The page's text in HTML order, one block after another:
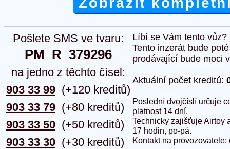
Pošlete SMS ve tvaru:
PM  R  379296
na jedno z těchto čísel:
903 33 99
903 33 79
903 33 50
903 33 30
(+120 kreditů)
(+80 kreditů)
(+50 kreditů)
(+30 kreditů)
Líbí se Vám tento
Tento inzerát bude
prodávající bude moci
Aktuální počet kreditů:
Poslední dvojčíslí určuje
platnost 14 dní.
Technicky zajišťuje Airtoy
17 hodin, po-pá.
Kontakt na provozovatele: